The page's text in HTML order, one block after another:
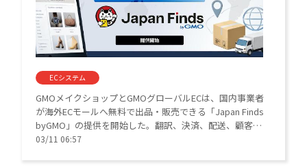
ECシステム
GMOメイクショップとGMOグローバルECは、国内事業者
が海外ECモールへ無料で出品・販売できる「Japan Finds
byGMO」の提供を開始した。翻訳、決済、配送、顧客対
応をワンストップで支援し、事業者は国内ECと同様の運
03/11 06:57